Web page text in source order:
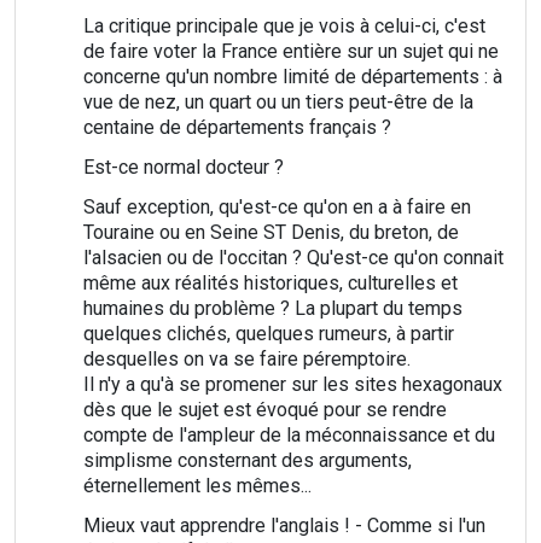
La critique principale que je vois à celui-ci, c'est
de faire voter la France entière sur un sujet qui ne
concerne qu'un nombre limité de départements : à
vue de nez, un quart ou un tiers peut-être de la
centaine de départements français ?
Est-ce normal docteur ?
Sauf exception, qu'est-ce qu'on en a à faire en
Touraine ou en Seine ST Denis, du breton, de
l'alsacien ou de l'occitan ? Qu'est-ce qu'on connait
même aux réalités historiques, culturelles et
humaines du problème ? La plupart du temps
quelques clichés, quelques rumeurs, à partir
desquelles on va se faire péremptoire.
Il n'y a qu'à se promener sur les sites hexagonaux
dès que le sujet est évoqué pour se rendre
compte de l'ampleur de la méconnaissance et du
simplisme consternant des arguments,
éternellement les mêmes...
Mieux vaut apprendre l'anglais ! - Comme si l'un